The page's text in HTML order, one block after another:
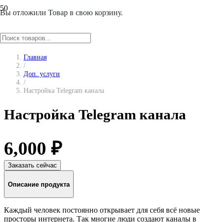
Вы отложили Товар в свою корзину.
Главная
/
Доп. услуги
/
Настройка Telegram канала
Настройка Telegram канала
6,000 ₽
Заказать сейчас
Описание продукта
Каждый человек постоянно открывает для себя всё новые
просторы интернета. Так многие люди создают каналы в